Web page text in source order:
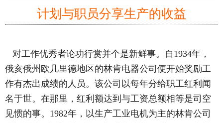
计划与职员分享生产的收益
对工作优秀者论功行赏并个是新鲜事。自1934年，
俄亥俄州欧几里德地区的林肯电器公司便开始奖励工
作有杰出成绩的人员。该公司以每年分给职工红利闻
名于世。在那里，红利额达到与工资总额相等是司空
见惯的事。1982年，以生产工业电机为主的林肯公司